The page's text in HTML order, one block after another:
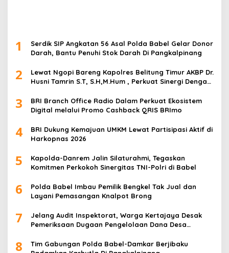
1
Serdik SIP Angkatan 56 Asal Polda Babel Gelar Donor
Darah, Bantu Penuhi Stok Darah Di Pangkalpinang
2
Lewat Ngopi Bareng Kapolres Belitung Timur AKBP Dr.
Husni Tamrin S.T, S.H,M.Hum , Perkuat Sinergi Dengan
3
BRI Branch Office Radio Dalam Perkuat Ekosistem
Digital melalui Promo Cashback QRIS BRImo
4
BRI Dukung Kemajuan UMKM Lewat Partisipasi Aktif di
Harkopnas 2026
5
Kapolda-Danrem Jalin Silaturahmi, Tegaskan
Komitmen Perkokoh Sinergitas TNI-Polri di Babel
6
Polda Babel Imbau Pemilik Bengkel Tak Jual dan
Layani Pemasangan Knalpot Brong
7
Jelang Audit Inspektorat, Warga Kertajaya Desak
Pemeriksaan Dugaan Pengelolaan Dana Desa
8
Tim Gabungan Polda Babel-Damkar Berjibaku